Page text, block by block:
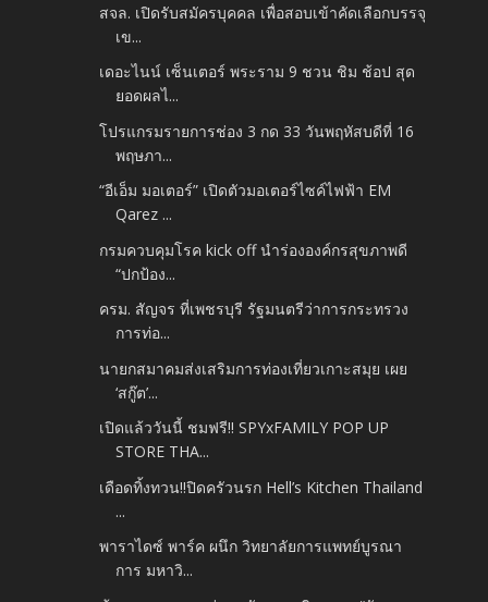
สจล. เปิดรับสมัครบุคคล เพื่อสอบเข้าคัดเลือกบรรจุ
เข...
เดอะไนน์ เซ็นเตอร์ พระราม 9 ชวน ชิม ช้อป สุด
ยอดผลไ...
โปรแกรมรายการช่อง 3 กด 33 วันพฤหัสบดีที่ 16
พฤษภา...
“อีเอ็ม มอเตอร์” เปิดตัวมอเตอร์ไซค์ไฟฟ้า EM
Qarez ...
กรมควบคุมโรค kick off นำร่ององค์กรสุขภาพดี
“ปกป้อง...
ครม. สัญจร ที่เพชรบุรี รัฐมนตรีว่าการกระทรวง
การท่อ...
นายกสมาคมส่งเสริมการท่องเที่ยวเกาะสมุย เผย
‘สกู๊ต’...
เปิดแล้ววันนี้ ชมฟรี!! SPYxFAMILY POP UP
STORE THA...
เดือดทิ้งทวน!!ปิดครัวนรก Hell’s Kitchen Thailand
...
พาราไดซ์ พาร์ค ผนึก วิทยาลัยการแพทย์บูรณา
การ มหาวิ...